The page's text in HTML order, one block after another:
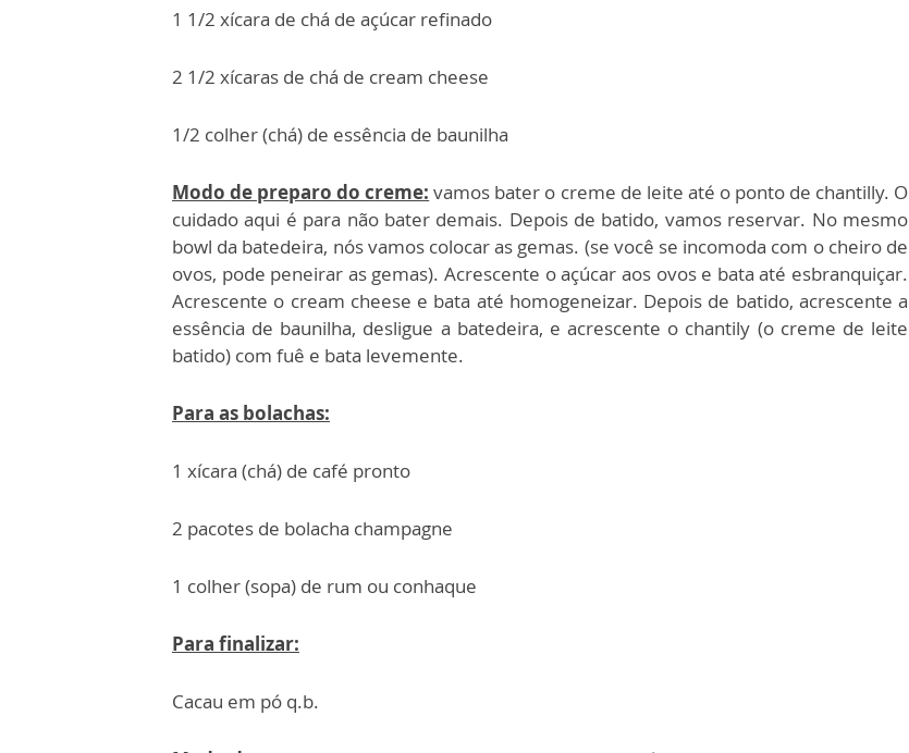
1 1/2 xícara de chá de açúcar refinado
2 1/2 xícaras de chá de cream cheese
1/2 colher (chá) de essência de baunilha
Modo de preparo do creme: vamos bater o creme de leite até o ponto de chantilly. O
cuidado aqui é para não bater demais. Depois de batido, vamos reservar. No mesmo
bowl da batedeira, nós vamos colocar as gemas. (se você se incomoda com o cheiro de
ovos, pode peneirar as gemas). Acrescente o açúcar aos ovos e bata até esbranquiçar.
Acrescente o cream cheese e bata até homogeneizar. Depois de batido, acrescente a
essência de baunilha, desligue a batedeira, e acrescente o chantily (o creme de leite
batido) com fuê e bata levemente.
Para as bolachas:
1 xícara (chá) de café pronto
2 pacotes de bolacha champagne
1 colher (sopa) de rum ou conhaque
Para finalizar:
Cacau em pó q.b.